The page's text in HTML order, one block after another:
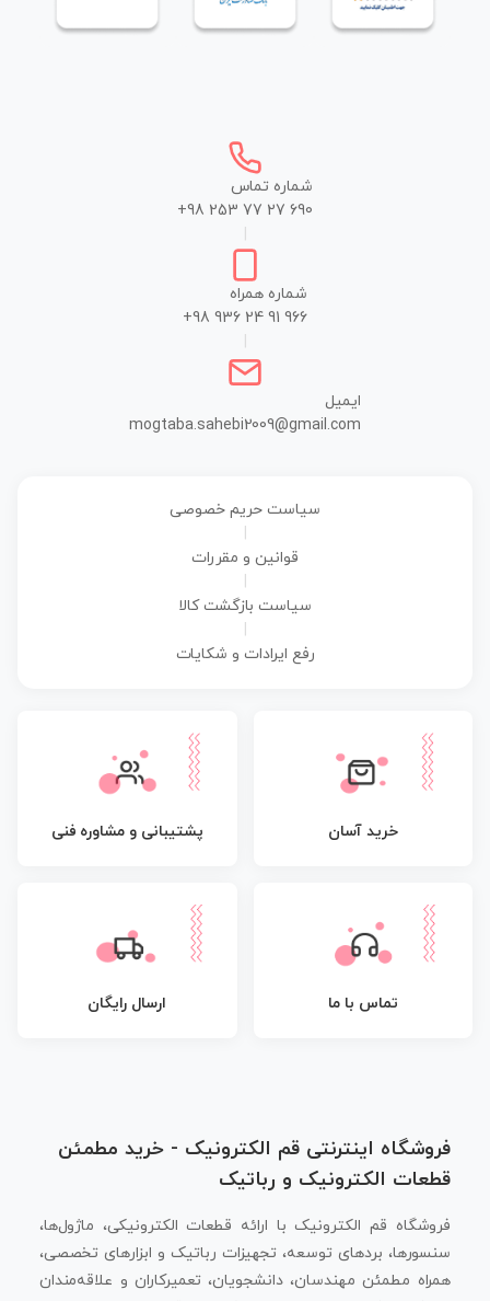
شماره تماس
+98 253 77 27 690
شماره همراه
+98 936 24 91 966
ایمیل
mogtaba.sahebi2009@gmail.com
سیاست حریم خصوصی
قوانین و مقررات
سیاست بازگشت کالا
رفع ایرادات و شکایات
خرید آسان پشتیبانی و مشاوره فنی
تماس با ما ارسال رایگان
فروشگاه اینترنتی قم الکترونیک - خرید مطمئن
قطعات الکترونیک و رباتیک
فروشگاه قم الکترونیک با ارائه قطعات الکترونیکی، ماژول‌ها،
سنسورها، بردهای توسعه، تجهیزات رباتیک و ابزارهای تخصصی،
همراه مطمئن مهندسان، دانشجویان، تعمیرکاران و علاقه‌مندان